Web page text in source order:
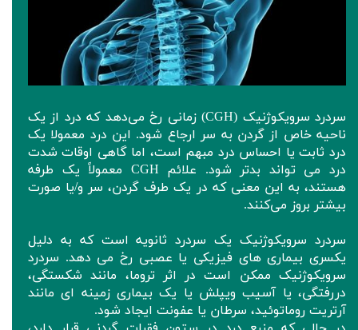
سردرد سرویکوژنیک (CGH) زمانی رخ می‌دهد که درد از یک
ناحیه خاص از گردن به سر ارجاع شود. این درد معمولا یک
درد ثابت یا احساس درد مبهم است، اما گاهی اوقات شدت
درد می تواند بدتر شود. علائم CGH معمولاً یک طرفه
هستند، به این معنی که در یک طرف گردن، سر و/یا صورت
بیشتر بروز می‌کنند.
سردرد سرویکوژنیک یک سردرد ثانویه است که به دلیل
یکسری بیماری های فیزیکی یا عصبی رخ می دهد. سردرد
سرویکوژنیک ممکن است در اثر تروما، مانند شکستگی،
دررفتگی، یا آسیب ویپلش یا یک بیماری زمینه ای مانند
آرتریت روماتوئید، سرطان یا عفونت ایجاد شود.